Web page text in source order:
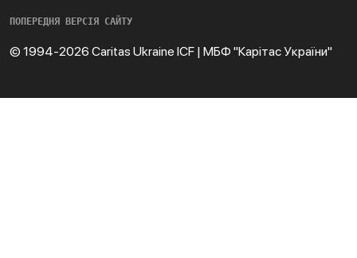
ПОПЕРЕДНЯ ВЕРСІЯ САЙТУ
© 1994-2026 Caritas Ukraine ICF | МБФ "Карітас України"